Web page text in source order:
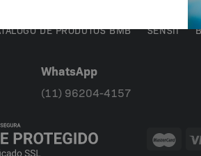
DE PRODUTOS BMB SENSII
WhatsApp
(11) 96204-4157